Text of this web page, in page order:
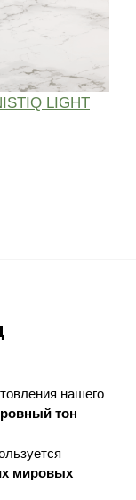
LIGHT
нашего
тон
мировых